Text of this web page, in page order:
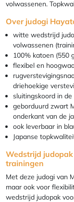
volwassenen.
Over judogi
witte wedstrijd
volwassenen
100% katoen (550
flexibel en
driehoekige
sluitingskoord in de
geborduurd zwart
onderkant van de
ook leverbaar in
Japanse
Wedstrijd
trainingen
Met deze judogi van
maar ook voor
wedstrijd judopak